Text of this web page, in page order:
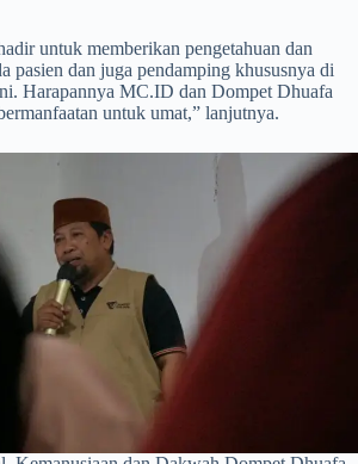
untuk memberikan pengetahuan dan
pasien dan juga pendamping khususnya di
Harapannya MC.ID dan Dompet Dhuafa
untuk umat,” lanjutnya.